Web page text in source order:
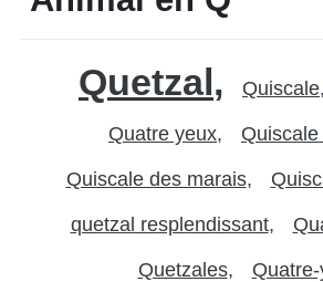
Quetzal Quiscale
Quatre yeux
Quiscale des marais
quetzal resplendissant
Quetzales